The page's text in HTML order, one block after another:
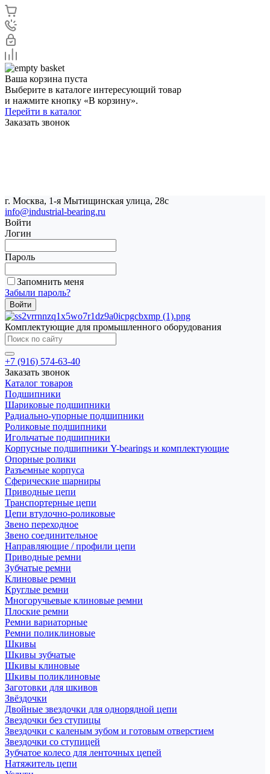
Ваша корзина пуста
Выберите в каталоге интересующий товар
и нажмите кнопку «В корзину».
Перейти в каталог
Заказать звонок
г. Москва, 1-я Мытищинская улица, 28с
info@industrial-bearing.ru
Войти
Логин
Пароль
Запомнить меня
Забыли пароль?
Комплектующие для промышленного оборудования
+7 (916) 574-63-40
Заказать звонок
Каталог товаров
Подшипники
Шариковые подшипники
Радиально-упорные подшипники
Роликовые подшипники
Игольчатые подшипники
Корпусные подшипники Y-bearings и комплектующие
Опорные ролики
Разъемные корпуса
Сферические шарниры
Приводные цепи
Транспортерные цепи
Цепи втулочно-роликовые
Звено переходное
Звено соединительное
Направляющие / профили цепи
Приводные ремни
Зубчатые ремни
Клиновые ремни
Круглые ремни
Многоручьевые клиновые ремни
Плоские ремни
Ремни вариаторные
Ремни поликлиновые
Шкивы
Шкивы зубчатые
Шкивы клиновые
Шкивы поликлиновые
Заготовки для шкивов
Звёздочки
Двойные звездочки для однорядной цепи
Звездочки без ступицы
Звездочки с каленым зубом и готовым отверстием
Звездочки со ступицей
Зубчатое колесо для ленточных цепей
Натяжитель цепи